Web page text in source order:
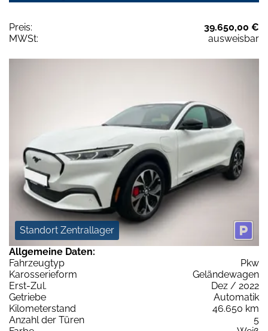
Preis:
39.650,00 €
MWSt:
ausweisbar
Standort Zentrallager
Allgemeine Daten:
Fahrzeugtyp
Pkw
Karosserieform
Geländewagen
Erst-Zul.
Dez / 2022
Getriebe
Automatik
Kilometerstand
46.650 km
Anzahl der Türen
5